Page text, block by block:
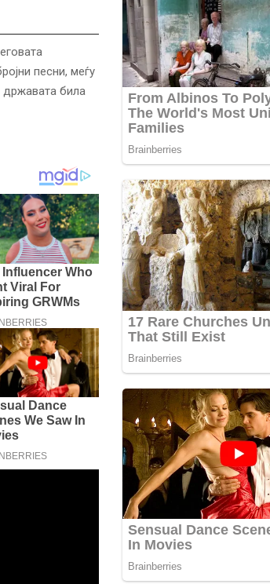
песни, меѓу
државата била